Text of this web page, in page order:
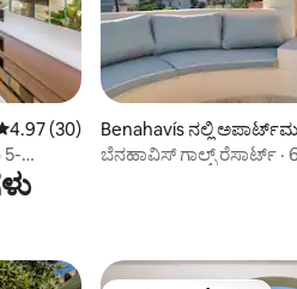
ರಲ್ಲಿ 4.97 ಸರಾಸರಿ ರೇಟಿಂಗ್, 30
4.97 (30)
Benahavís ನಲ್ಲಿ
ಬೆನಹಾವಿಸ್ ಗಾಲ್ಫ್ ರೆಸಾರ್ಟ್ ·